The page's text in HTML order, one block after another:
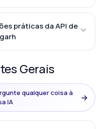
práticas da API de
Gerais
qualquer coisa à
IA
→